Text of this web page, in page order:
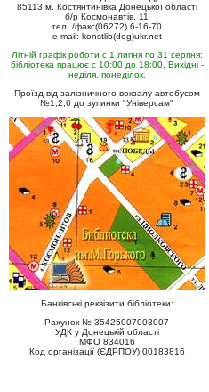
85113 м. Костянтинівка Донецької області
б/р Космонавтів, 11
тел. /факс(06272) 6-16-70
e-mail: konstlib(dog)ukr.net
Літній графік роботи с 1 липня по 31 серпня:
бібліотека працює с 10:00 до 18:00. Вихідні -
неділя, понеділок.
Проїзд від залізничного вокзалу автобусом
№1,2,6 до зупинки "Універсам"
Банківські реквізити бібліотеки:
Рахунок № 35425007003007
УДК у Донецькій області
МФО 834016
Код організації (ЄДРПОУ) 00183816